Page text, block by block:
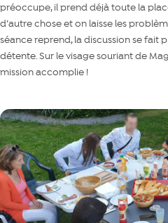
préoccupe, il prend déjà toute la
d’autre chose et on laisse les
séance reprend, la discussion se fait
détente. Sur le visage souriant de
mission accomplie !